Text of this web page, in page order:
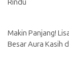
Rindu
Makin Panjang!
Besar Aura Kasih